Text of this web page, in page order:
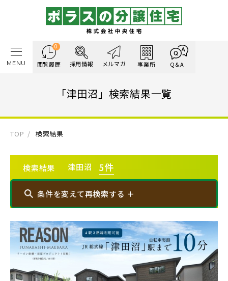
0
閲覧履歴 採用情報 メルマガ 事業所 Q&A
MENU
「津田沼」検索結果一覧
TOP 検索結果
検索結果 津田沼 5件
条件を変えて再検索する ＋
エリアから探す
埼玉・中央エリア(50)